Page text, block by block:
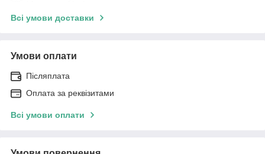
Всі умови доставки
Умови оплати
Післяплата
Оплата за реквізитами
Всі умови оплати